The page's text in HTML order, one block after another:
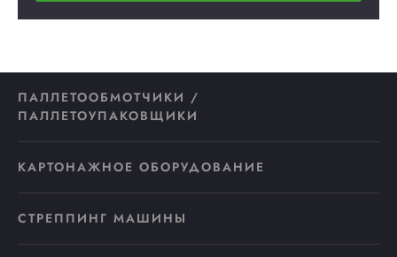
ПАЛЛЕТООБМОТЧИКИ /
ПАЛЛЕТОУПАКОВЩИКИ
КАРТОНАЖНОЕ ОБОРУДОВАНИЕ
СТРЕППИНГ МАШИНЫ